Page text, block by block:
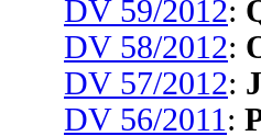
DV 59/2012:
DV 58/2012:
DV 57/2012:
DV 56/2011 :